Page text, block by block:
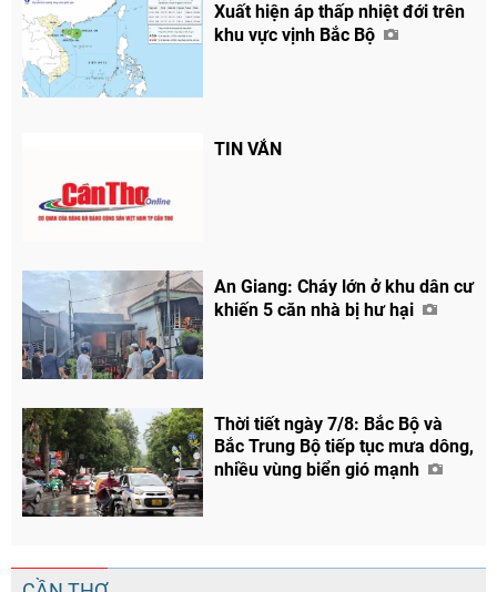
Xuất hiện áp thấp nhiệt đới trên
khu vực vịnh Bắc Bộ
TIN VẮN
An Giang: Cháy lớn ở khu dân cư
khiến 5 căn nhà bị hư hại
Thời tiết ngày 7/8: Bắc Bộ và
Bắc Trung Bộ tiếp tục mưa dông,
nhiều vùng biển gió mạnh